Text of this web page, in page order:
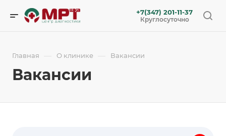
+7(347) 201-11-37
Круглосуточно
Главная — О клинике — Вакансии
Вакансии